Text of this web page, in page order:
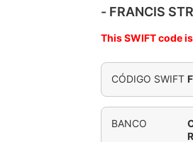
- FRANCIS
This SWIFT code
CÓDIGO SWIFT
BANCO